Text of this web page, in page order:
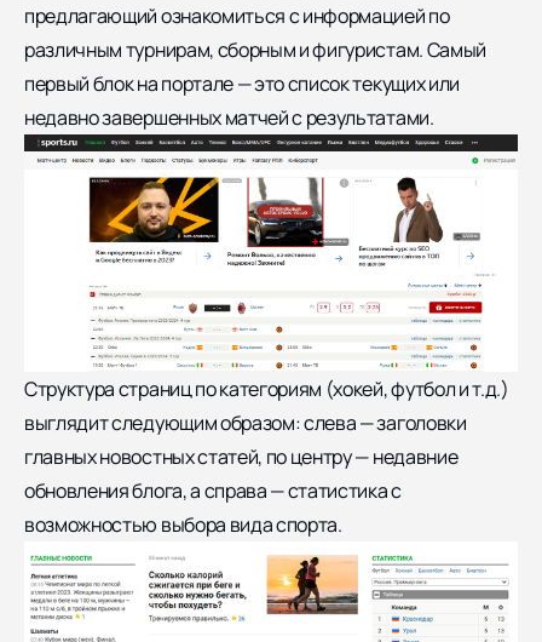
предлагающий ознакомиться с информацией по
различным турнирам, сборным и фигуристам. Самый
первый блок на портале — это список текущих или
недавно завершенных матчей с результатами.
Структура страниц по категориям (хокей, футбол и т.д.)
выглядит следующим образом: слева — заголовки
главных новостных статей, по центру — недавние
обновления блога, а справа — статистика с
возможностью выбора вида спорта.